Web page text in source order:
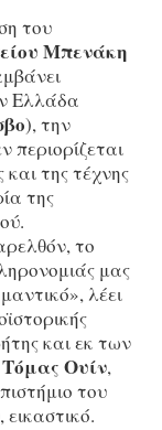
του
Μπενάκη
Ελλάδα
), την
περιορίζεται
της τέχνης
της
το
μας
λέει
και εκ των
Τόμας Ουίν,
του
, εικαστικό.